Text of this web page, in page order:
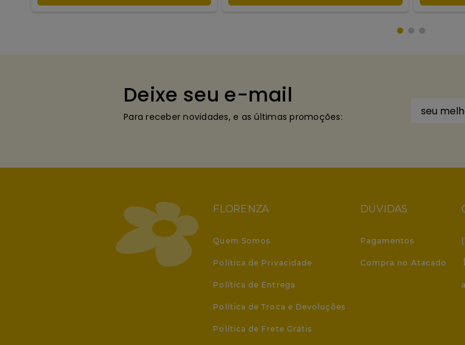
Deixe seu e-mail
Para receber novidades, e as últimas promoções:
FLORENZA
Quem Somos
Política de Privacidade
Política de Entrega
Política de Troca e Devoluções
Política de Frete Grátis
DÚVIDAS
Pagamentos
Compra no Atacado